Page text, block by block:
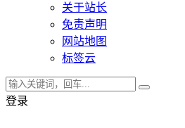
关于站长
免责声明
网站地图
标签云
登录